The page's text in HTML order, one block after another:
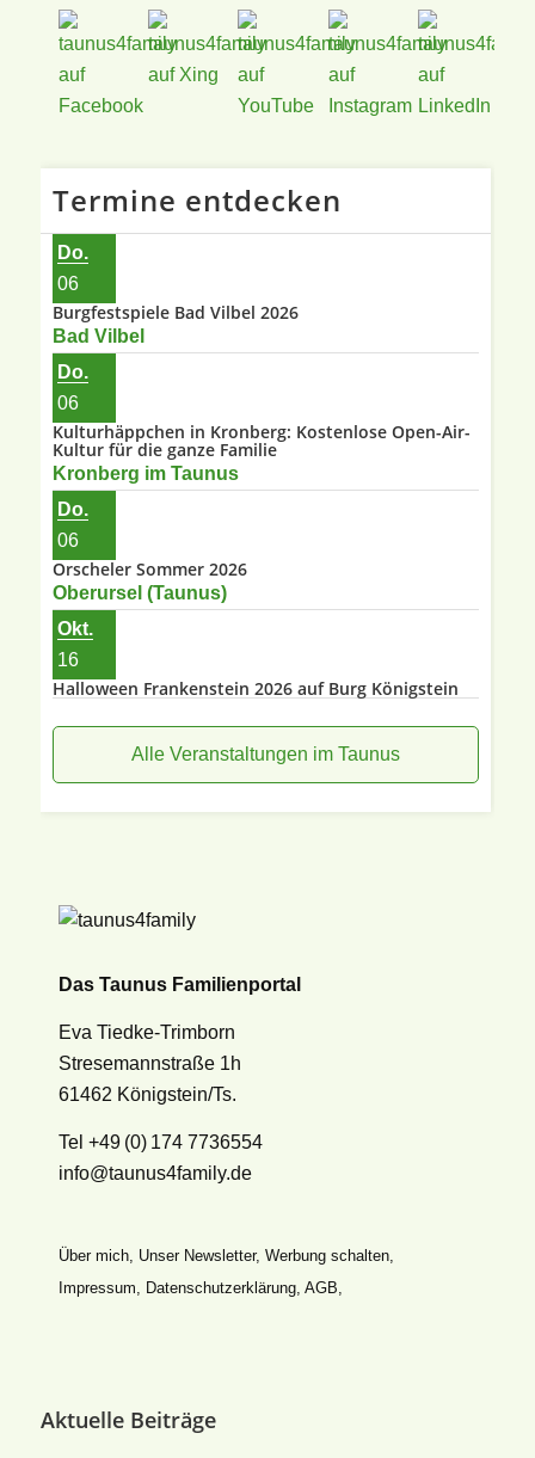
Termine entdecken
Do.
06
Burgfestspiele Bad Vilbel 2026
Bad Vilbel
Do.
06
Kulturhäppchen in Kronberg: Kostenlose Open-Air-
Kultur für die ganze Familie
Kronberg im Taunus
Do.
06
Orscheler Sommer 2026
Oberursel (Taunus)
Okt.
16
Halloween Frankenstein 2026 auf Burg Königstein
Alle Veranstaltungen im Taunus
Das Taunus Familienportal
Eva Tiedke-Trimborn
Stresemannstraße 1h
61462 Königstein/Ts.
Tel +49 (0) 174 7736554
info@taunus4family.de
Über mich, Unser Newsletter, Werbung schalten,
Impressum
Datenschutz­erklärung, AGB
Aktuelle Beiträge